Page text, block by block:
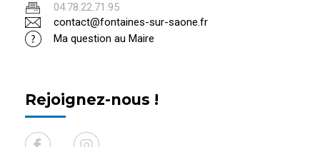
04.78.22.71.95
contact@fontaines-sur-saone.fr
Ma question au Maire
Rejoignez-nous !